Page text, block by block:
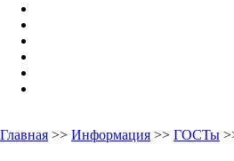
Главная >> Информация >> ГОСТы